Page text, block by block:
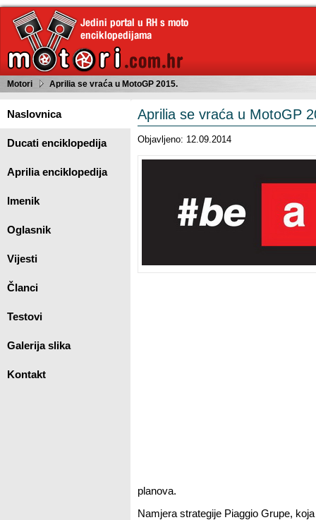
Motori Aprilia se vraća u MotoGP 2015.
Naslovnica
Ducati enciklopedija
Aprilia enciklopedija
Imenik
Oglasnik
Vijesti
Članci
Testovi
Galerija slika
Kontakt
Aprilia se vraća u MotoGP
Objavljeno: 12.09.2014
planova.
Namjera strategije Piaggio Grupe,